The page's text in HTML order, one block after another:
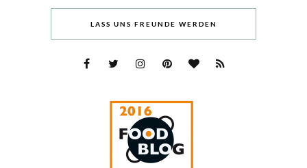
LASS UNS FREUNDE WERDEN